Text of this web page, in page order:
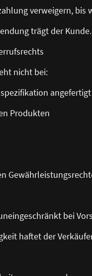
verweigern,
trägt der Kunde.
nicht bei:
Produkten
bei
haftet der